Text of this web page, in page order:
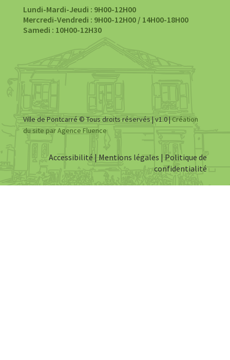
Lundi-Mardi-Jeudi : 9H00-12H00
Mercredi-Vendredi : 9H00-12H00 / 14H00-18H00
Samedi : 10H00-12H30
Ville de Pontcarré © Tous droits réservés | v1.0 | Création
du site par Agence Fluence
Accessibilité | Mentions légales | Politique de
confidentialité